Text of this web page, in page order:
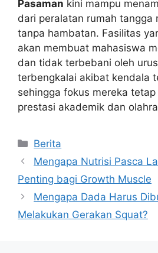
Pasaman kini mampu
dari peralatan rumah tangga
tanpa hambatan. Fasilitas
akan membuat mahasiswa
dan tidak terbebani oleh
terbengkalai akibat kendala
sehingga fokus mereka
prestasi akademik dan
Kategori
Berita
Mengapa Nutrisi Pasca
Penting bagi Growth Muscle
Mengapa Dada Harus
Melakukan Gerakan Squat?